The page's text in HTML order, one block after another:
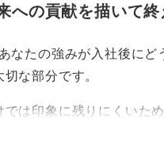
への貢献を描いて
なたの強みが入社後にど
な部分です。
は印象に残りにくいた